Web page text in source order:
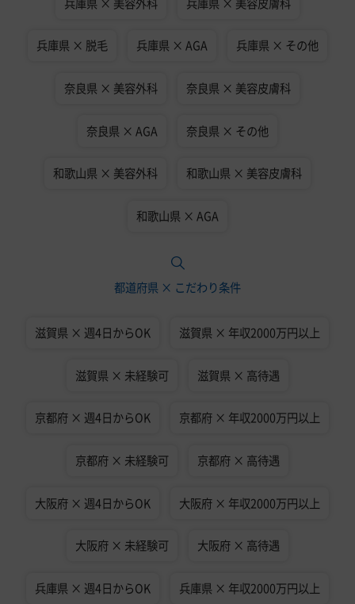
兵庫県 × 脱毛 兵庫県 × AGA 兵庫県 × その他
奈良県 × 美容外科 奈良県 × 美容皮膚科
奈良県 × AGA 奈良県 × その他
和歌山県 × 美容外科 和歌山県 × 美容皮膚科
和歌山県 × AGA
都道府県 × こだわり条件
滋賀県 × 週4日からOK 滋賀県 × 年収2000万円以上
滋賀県 × 未経験可 滋賀県 × 高待遇
京都府 × 週4日からOK 京都府 × 年収2000万円以上
京都府 × 未経験可 京都府 × 高待遇
大阪府 × 週4日からOK 大阪府 × 年収2000万円以上
大阪府 × 未経験可 大阪府 × 高待遇
兵庫県 × 週4日からOK 兵庫県 × 年収2000万円以上